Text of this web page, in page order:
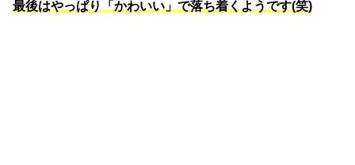
最後はやっぱり「かわいい」で落ち着くようです(笑)